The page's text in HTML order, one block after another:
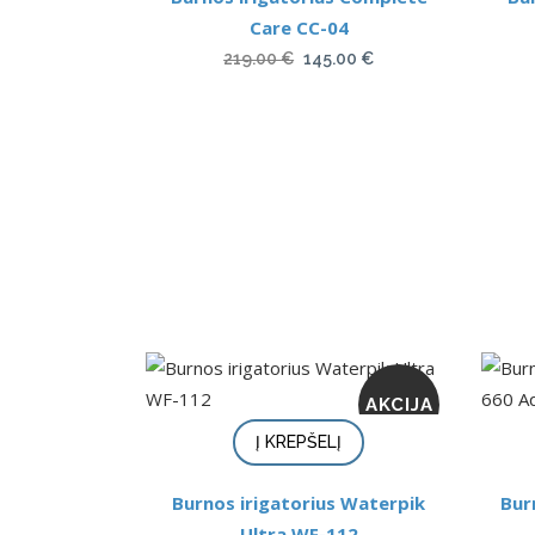
Care CC-04
219.00€ Original
145.00 €Current
AKCIJA
Į KREPŠELĮ
Burnos irigatorius Waterpik